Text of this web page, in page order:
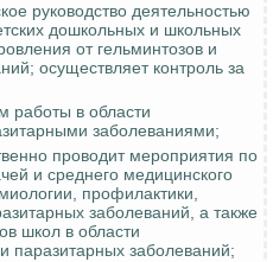
руководство деятельностью
дошкольных и школьных
от гельминтозов и
осуществляет контроль за
работы в области
заболеваниями;
проводит мероприятия по
и среднего медицинского
профилактики,
заболеваний, а также
школ в области
паразитарных заболеваний;